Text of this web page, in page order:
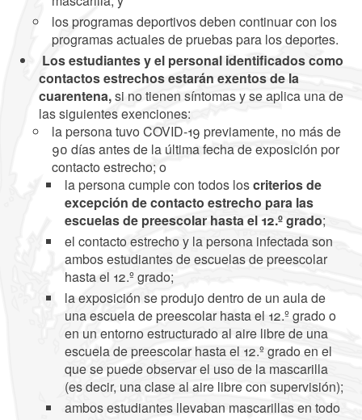
los programas deportivos deben continuar con los
programas actuales de pruebas para los deportes.
Los estudiantes y el personal identificados como
contactos estrechos estarán exentos de la
cuarentena,si no tienen síntomas y se aplica una de
las siguientes exenciones:
la persona tuvo COVID-19 previamente, no más de
90 días antes de la última fecha de exposición por
contacto estrecho; o
la persona cumple con todos loscriterios de
excepción de contacto estrecho para las
escuelas de preescolar hasta el 12.º grado;
el contacto estrecho y la persona infectada son
ambos estudiantes de escuelas de preescolar
hasta el 12.º grado;
la exposición se produjo dentro de un aula de
una escuela de preescolar hasta el 12.º grado o
en un entorno estructurado al aire libre de una
escuela de preescolar hasta el 12.º grado en el
que se puede observar el uso de la mascarilla
(es decir, una clase al aire libre con supervisión);
ambos estudiantes llevaban mascarillas en todo